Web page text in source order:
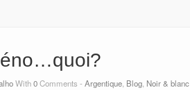
With0Comments - Argentique, Blog, Noir & blanc